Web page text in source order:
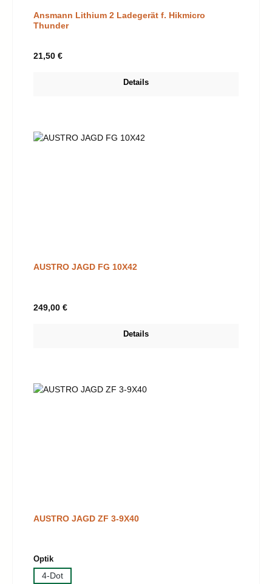
Ansmann Lithium 2 Ladegerät f. Hikmicro
Thunder
Regulärer Preis:
21,50 €
Details
AUSTRO JAGD FG 10X42
Regulärer Preis:
249,00 €
Details
AUSTRO JAGD ZF 3-9X40
Optikauswählen
4-Dot